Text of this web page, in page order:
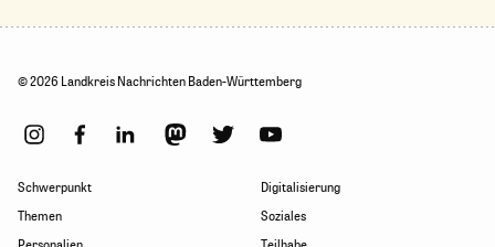
Schwerpunkt
Themen
Digitalisierung
Soziales
© 2026 Landkreis Nachrichten Baden-Württemberg